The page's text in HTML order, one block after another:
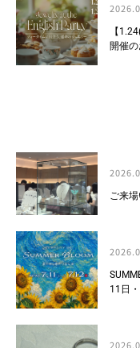
【
開催
ご来
11日